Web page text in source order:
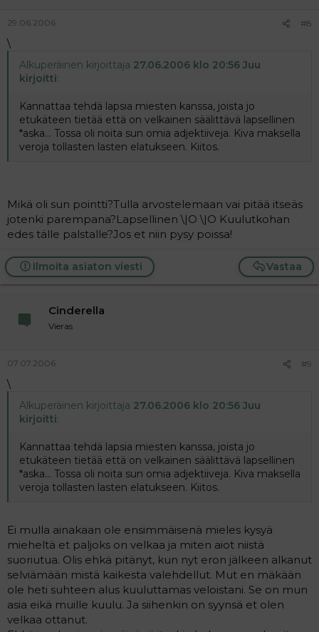
29.06.2006 #8
\
Alkuperäinen kirjoittaja 27.06.2006 klo 20:56 Juu
kirjoitti:
Kannattaa tehdä lapsia miesten kanssa, joista jo
etukäteen tietää että on velkainen säälittävä lapsellinen
*aska... Tossa oli noita sun omia adjektiiveja. Kiva maksella
veroja tollasten lasten elatukseen. Kiitos.
Mikä oli sun pointti?Tulla arvostelemaan vai pitää itseäs
jotenki parempana?Lapsellinen \|O \|O Kuulutkohan
edes tälle palstalle?Jos et niin pysy poissa!
Vastaa
Ilmoita asiaton viesti
Cinderella
Vieras
07.07.2006 #9
\
Alkuperäinen kirjoittaja 27.06.2006 klo 20:56 Juu
kirjoitti:
Kannattaa tehdä lapsia miesten kanssa, joista jo
etukäteen tietää että on velkainen säälittävä lapsellinen
*aska... Tossa oli noita sun omia adjektiiveja. Kiva maksella
veroja tollasten lasten elatukseen. Kiitos.
Ei mulla ainakaan ole ensimmäisenä mieles kysyä
mieheltä et paljoks on velkaa ja miten aiot niistä
suoriutua. Olis ehkä pitänyt, kun nyt eron jälkeen alkanut
selviämään mistä kaikesta valehdellut. Mut en mäkään
ole heti suhteen alus kuuluttamas veloistani. Se on mun
asia eikä muille kuulu. Ja siihenkin on syynsä et olen
velkaa ottanut.